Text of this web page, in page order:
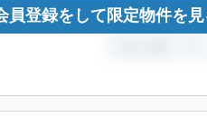
員登録をして限定物件を見